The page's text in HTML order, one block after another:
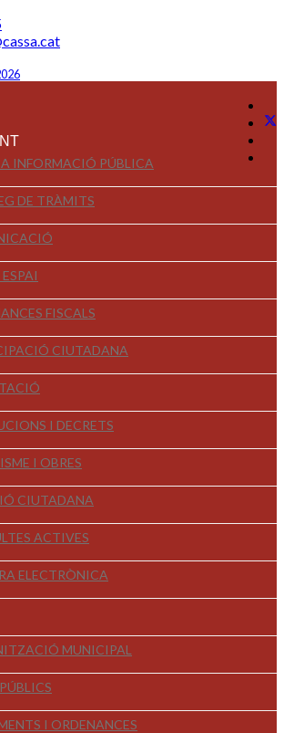
INFORMACIÓ PÚBLICA
DE TRÀMITS
FISCALS
CIUTADANA
I DECRETS
I OBRES
CIUTADANA
ACTIVES
ELECTRÒNICA
MUNICIPAL
I ORDENANCES